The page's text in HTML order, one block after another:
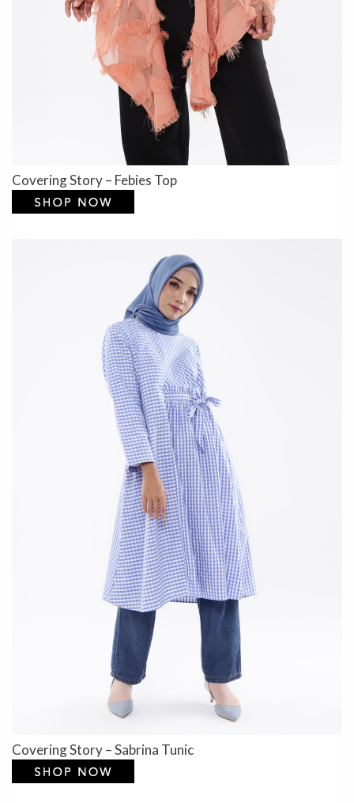
Covering Story – Febies Top
Covering Story – Sabrina Tunic